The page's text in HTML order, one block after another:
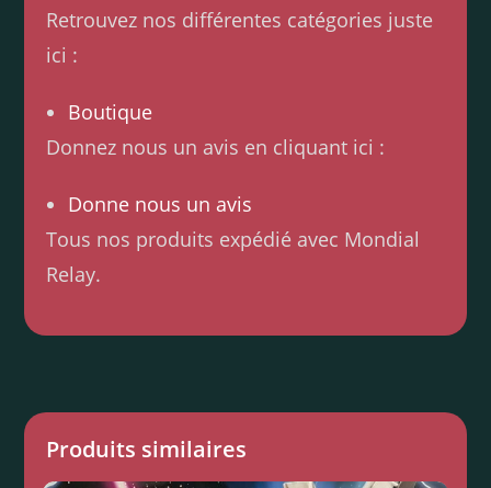
Retrouvez nos différentes catégories juste
ici :
Boutique
Donnez nous un avis en cliquant ici :
Donne nous un avis
Tous nos produits expédié avec Mondial
Relay.
Produits similaires